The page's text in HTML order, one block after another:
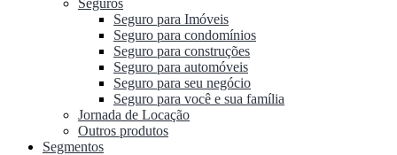
Seguros
Seguro para Imóveis
Seguro para condomínios
Seguro para construções
Seguro para automóveis
Seguro para seu negócio
Seguro para você e sua família
Jornada de Locação
Outros produtos
Segmentos